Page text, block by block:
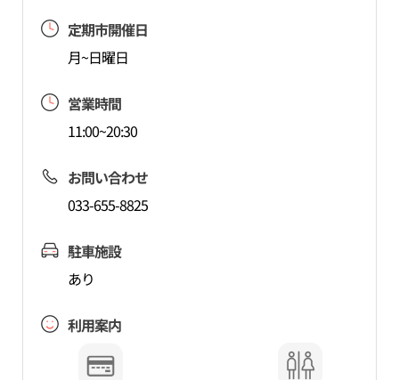
定期市開催日
月~日曜日
営業時間
11:00~20:30
お問い合わせ
033-655-8825
駐車施設
あり
利用案内